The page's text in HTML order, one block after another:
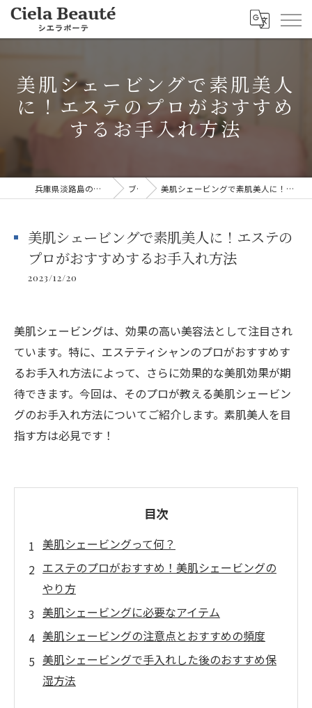
美肌シェービングで素肌美人
に！エステのプロがおすすめ
するお手入れ方法
兵庫県淡路島のエステならシエラボーテ ブログ 美肌シェービングで素肌美人に！エステのプロがおすすめするお手入れ方法
美肌シェービングで素肌美人に！エステの
プロがおすすめするお手入れ方法
2023/12/20
美肌シェービングは、効果の高い美容法として注目され
ています。特に、エステティシャンのプロがおすすめす
るお手入れ方法によって、さらに効果的な美肌効果が期
待できます。今回は、そのプロが教える美肌シェービン
グのお手入れ方法についてご紹介します。素肌美人を目
指す方は必見です！
目次
美肌シェービングって何？
エステのプロがおすすめ！美肌シェービングの
やり方
美肌シェービングに必要なアイテム
美肌シェービングの注意点とおすすめの頻度
美肌シェービングで手入れした後のおすすめ保
湿方法